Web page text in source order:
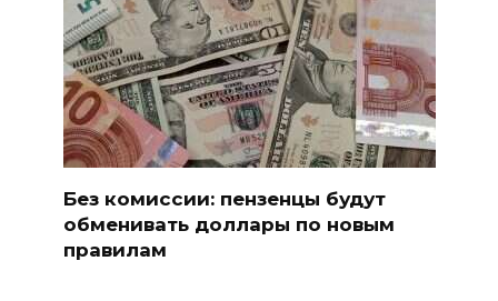
Без комиссии: пензенцы будут
обменивать доллары по новым
правилам